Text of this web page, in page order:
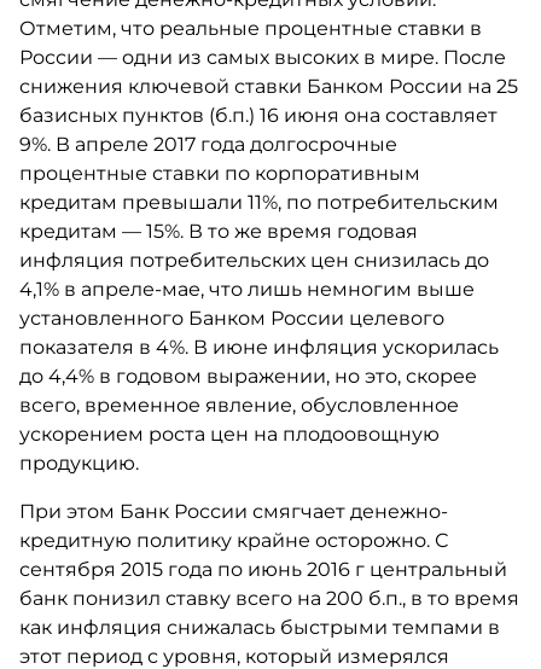
Отметим, что реальные процентные ставки в
России — одни из самых высоких в мире. После
снижения ключевой ставки Банком России на 25
базисных пунктов (б.п.) 16 июня она составляет
9%. В апреле 2017 года долгосрочные
процентные ставки по корпоративным
кредитам превышали 11%, по потребительским
кредитам — 15%. В то же время годовая
инфляция потребительских цен снизилась до
4,1% в апреле-мае, что лишь немногим выше
установленного Банком России целевого
показателя в 4%. В июне инфляция ускорилась
до 4,4% в годовом выражении, но это, скорее
всего, временное явление, обусловленное
ускорением роста цен на плодоовощную
продукцию.
При этом Банк России смягчает денежно-
кредитную политику крайне осторожно. С
сентября 2015 года по июнь 2016 г центральный
банк понизил ставку всего на 200 б.п., в то время
как инфляция снижалась быстрыми темпами в
этот период с уровня, который измерялся